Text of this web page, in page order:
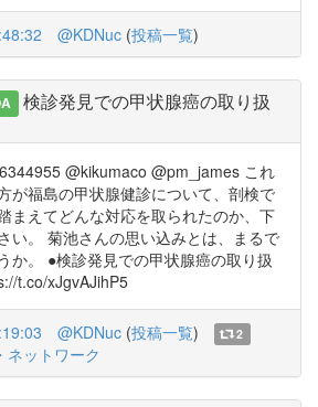
@KDNuc (投稿一覧)
検診発見での甲状腺癌の取り扱
@kikumaco @pm_james これ
が福島の甲状腺健診について、剖検で
まえてどんな対応を取られたのか、下
い。 菊池さんの思い込みとは、まるで
か。 ●検診発見での甲状腺癌の取り扱
t.co/xJgvAJihP5
@KDNuc (投稿一覧)
2
ネットワーク